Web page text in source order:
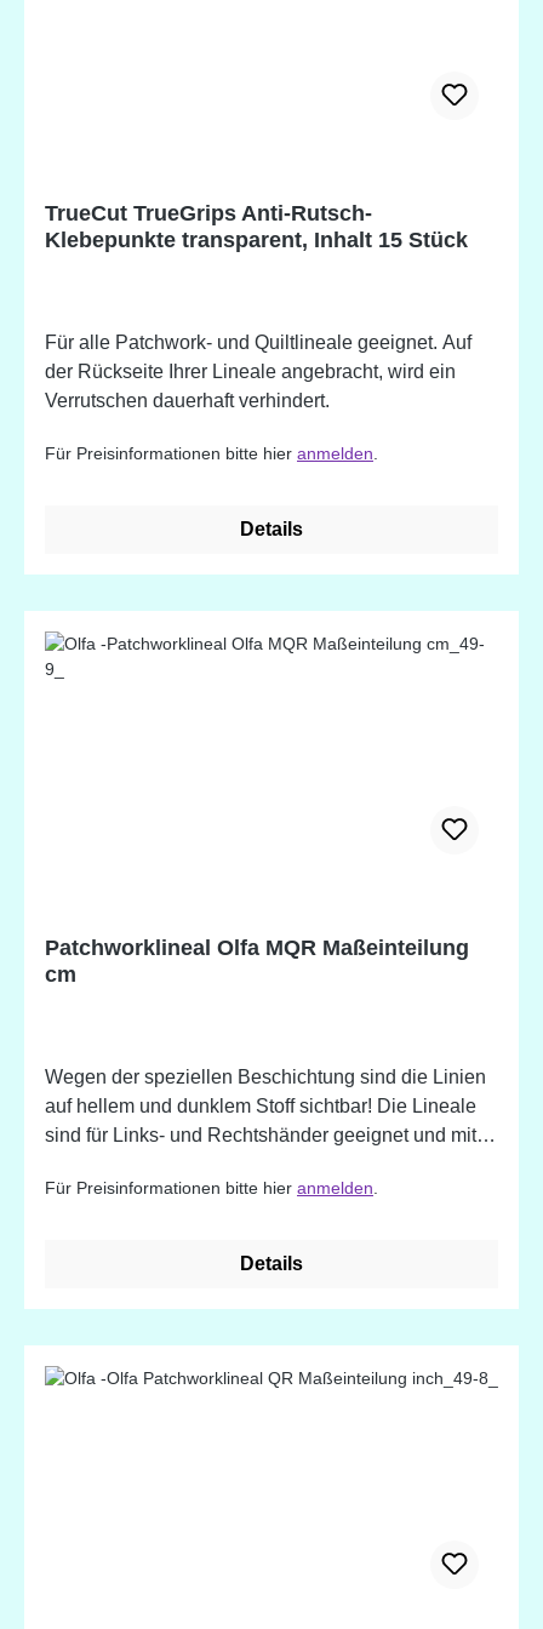
TrueCut TrueGrips Anti-Rutsch-
Klebepunkte transparent, Inhalt 15 Stück
Für alle Patchwork- und Quiltlineale geeignet. Auf
der Rückseite Ihrer Lineale angebracht, wird ein
Verrutschen dauerhaft verhindert.
Für Preisinformationen bitte hier anmelden
Details
Patchworklineal Olfa MQR Maßeinteilung
cm
Wegen der speziellen Beschichtung sind die Linien
auf hellem und dunklem Stoff sichtbar! Die Lineale
sind für Links- und Rechtshänder geeignet und mit
ausgestattet. Quiltlineal mit cm-Einteilung in
Für Preisinformationen bitte hier anmelden
Details